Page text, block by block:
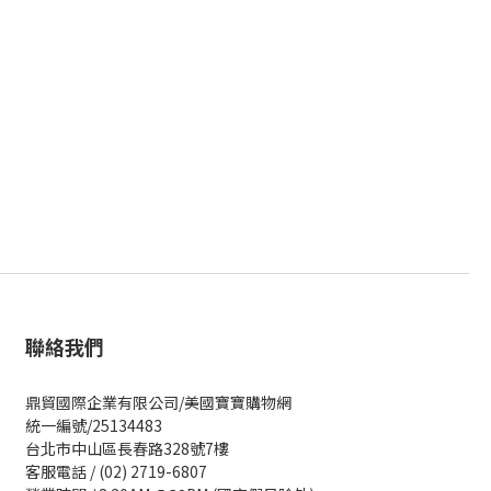
聯絡我們
鼎貿國際企業有限公司/美國寶寶購物網
統一編號/25134483
台北市中山區長春路328號7樓
客服電話 / (02) 2719-6807